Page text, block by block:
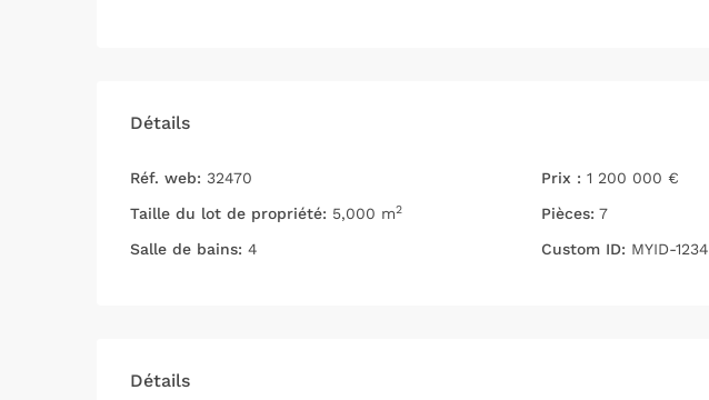
Détails
Réf. web: 32470 Prix : 1 200 000 €
Taille du lot de propriété: 5,000 m2 Pièces: 7
Salle de bains: 4 Custom ID: MYID-1234
Détails